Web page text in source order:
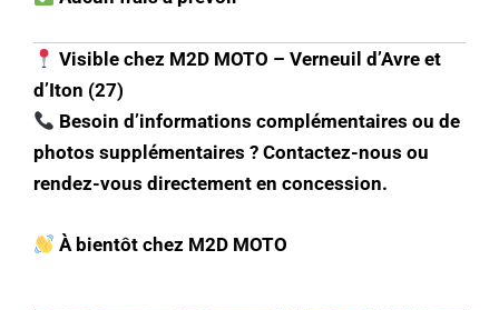
Visible chez M2D MOTO – Verneuil d’Avre et
d’Iton (27)
Besoin d’informations complémentaires ou de
photos supplémentaires ? Contactez-nous ou
rendez-vous directement en concession.
À bientôt chez M2D MOTO